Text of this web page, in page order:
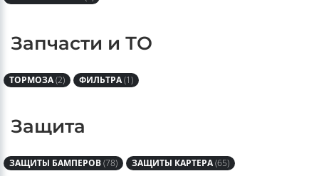
Запчасти и ТО
ЗАЩИТА ПОРОГОВ(44) ЛОКЕРА И ПОДКРЫЛКИ (17)